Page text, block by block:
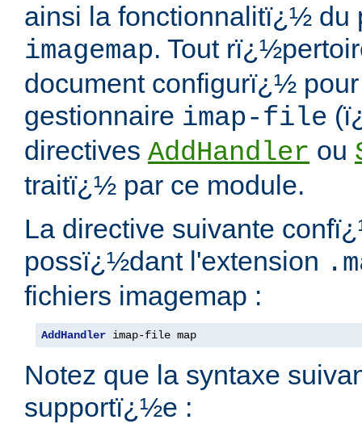
ainsi la fonctionnalitï¿½ du
imagemap. Tout
document configurï¿½
gestionnaire imap-file
directives AddHandler ou
traitï¿½ par ce module.
La directive suivante
possï¿½dant l'extension
fichiers imagemap :
AddHandler imap-file map
Notez que la syntaxe
supportï¿½e :